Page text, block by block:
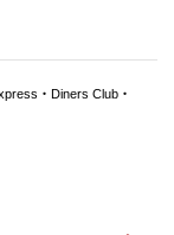
・Diners Club・